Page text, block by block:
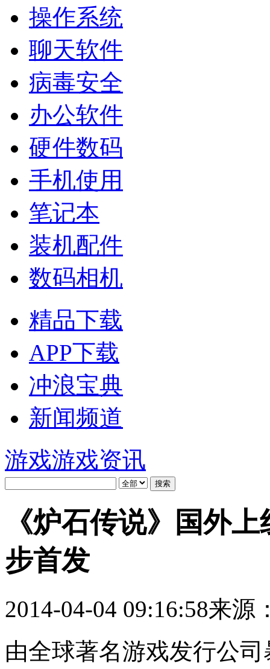
操作系统
聊天软件
病毒安全
办公软件
硬件数码
手机使用
笔记本
装机配件
数码相机
精品下载
APP下载
冲浪宝典
新闻频道
游戏游戏资讯
《炉石传说》国外
步首发
2014-04-04 09:16:58来源
由全球著名游戏发行公